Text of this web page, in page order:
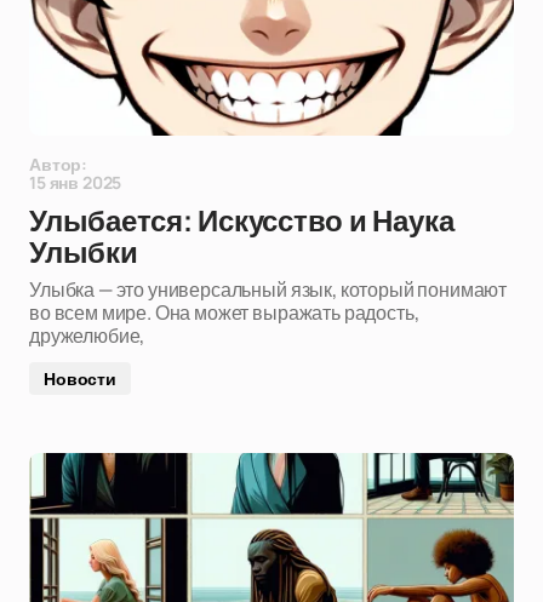
Автор:
15 янв 2025
Улыбается: Искусство и Наука
Улыбки
Улыбка — это универсальный язык, который понимают
во всем мире. Она может выражать радость,
дружелюбие,
Новости